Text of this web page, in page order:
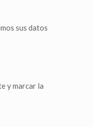
sus datos
y marcar la